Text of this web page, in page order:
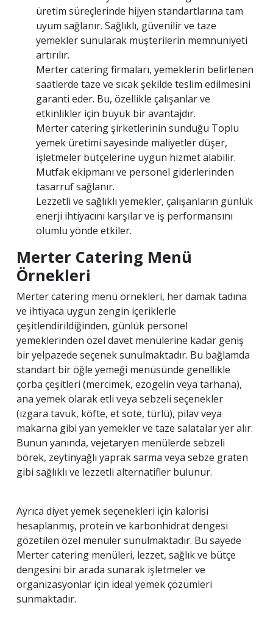
üretim süreçlerinde hijyen standartlarına tam
uyum sağlanır. Sağlıklı, güvenilir ve taze
yemekler sunularak müşterilerin memnuniyeti
artırılır.
Merter catering firmaları, yemeklerin belirlenen
saatlerde taze ve sıcak şekilde teslim edilmesini
garanti eder. Bu, özellikle çalışanlar ve
etkinlikler için büyük bir avantajdır.
Merter catering şirketlerinin sunduğu Toplu
yemek üretimi sayesinde maliyetler düşer,
işletmeler bütçelerine uygun hizmet alabilir.
Mutfak ekipmanı ve personel giderlerinden
tasarruf sağlanır.
Lezzetli ve sağlıklı yemekler, çalışanların günlük
enerji ihtiyacını karşılar ve iş performansını
olumlu yönde etkiler.
Merter Catering Menü
Örnekleri
Merter catering menü örnekleri, her damak tadına
ve ihtiyaca uygun zengin içeriklerle
çeşitlendirildiğinden, günlük personel
yemeklerinden özel davet menülerine kadar geniş
bir yelpazede seçenek sunulmaktadır. Bu bağlamda
standart bir öğle yemeği menüsünde genellikle
çorba çeşitleri (mercimek, ezogelin veya tarhana),
ana yemek olarak etli veya sebzeli seçenekler
(ızgara tavuk, köfte, et sote, türlü), pilav veya
makarna gibi yan yemekler ve taze salatalar yer alır.
Bunun yanında, vejetaryen menülerde sebzeli
börek, zeytinyağlı yaprak sarma veya sebze graten
gibi sağlıklı ve lezzetli alternatifler bulunur.
Ayrıca diyet yemek seçenekleri için kalorisi
hesaplanmış, protein ve karbonhidrat dengesi
gözetilen özel menüler sunulmaktadır. Bu sayede
Merter catering menüleri, lezzet, sağlık ve bütçe
dengesini bir arada sunarak işletmeler ve
organizasyonlar için ideal yemek çözümleri
sunmaktadır.